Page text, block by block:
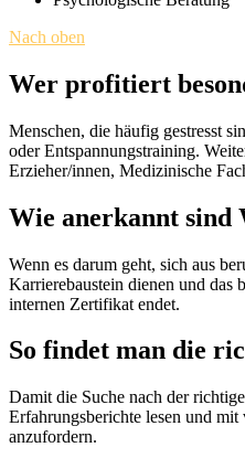
Nach oben
Wer profitiert
Menschen, die häufig gestresst
oder Entspannungstraining.
Erzieher/innen, Medizinische
Wie anerkannt sind
Wenn es darum geht, sich aus
Karrierebaustein dienen und das
internen Zertifikat endet.
So findet man die
Damit die Suche nach der
Erfahrungsberichte lesen und
anzufordern.